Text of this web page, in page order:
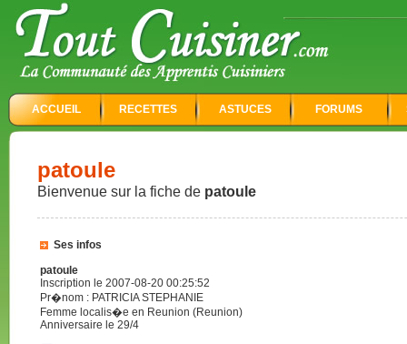
ACCUEIL RECETTES ASTUCES FORUMS
patoule
Bienvenue sur la fiche de patoule
Ses infos
patoule
Inscription le 2007-08-20 00:25:52
Pr�nom : PATRICIA STEPHANIE
Femme localis�e en Reunion (Reunion)
Anniversaire le 29/4